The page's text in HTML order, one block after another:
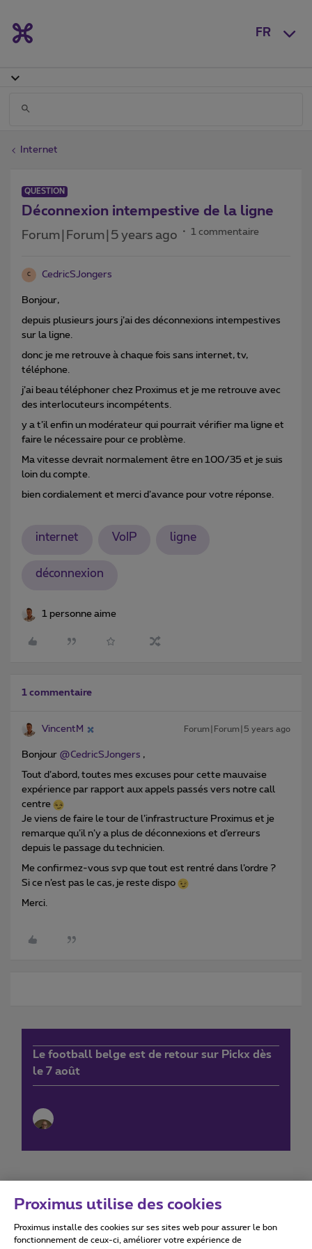
FR
Internet
QUESTION
Déconnexion intempestive de la ligne
Forum|Forum|5 years ago 1 commentaire
C CedricSJongers
Bonjour,
depuis plusieurs jours j’ai des déconnexions intempestives
sur la ligne.
donc je me retrouve à chaque fois sans internet, tv,
téléphone.
j’ai beau téléphoner chez Proximus et je me retrouve avec
des interlocuteurs incompétents.
y a t’il enfin un modérateur qui pourrait vérifier ma ligne et
faire le nécessaire pour ce problème.
Ma vitesse devrait normalement être en 100/35 et je suis
loin du compte.
bien cordialement et merci d’avance pour votre réponse.
internet VoIP ligne
déconnexion
1 personne aime
1 commentaire
VincentM Forum|Forum|5 years ago
Bonjour @CedricSJongers ,
Tout d’abord, toutes mes excuses pour cette mauvaise
expérience par rapport aux appels passés vers notre call
centre
Je viens de faire le tour de l’infrastructure Proximus et je
remarque qu’il n’y a plus de déconnexions et d’erreurs
depuis le passage du technicien.
Me confirmez-vous svp que tout est rentré dans l’ordre ?
Si ce n’est pas le cas, je reste dispo
Merci.
Le football belge est de retour sur Pickx dès
le 7 août
Conditions d'utilisation Accessibility statement
Proximus utilise des cookies
Proximus installe des cookies sur ses sites web pour assurer le bon
fonctionnement de ceux-ci, améliorer votre expérience de